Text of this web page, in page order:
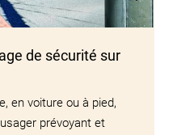
de sécurité sur
en voiture ou à pied,
prévoyant et